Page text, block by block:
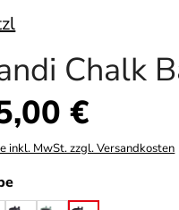
Chalk
Preis: €
inkl. MwSt. zzgl. Versandkosten
auswählen